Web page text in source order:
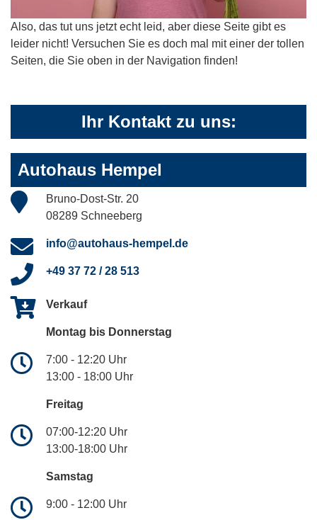
Also, das tut uns jetzt echt leid, aber diese Seite gibt es
leider nicht! Versuchen Sie es doch mal mit einer der tollen
Seiten, die Sie oben in der Navigation finden!
Ihr Kontakt zu uns:
Autohaus Hempel
Bruno-Dost-Str. 20
08289 Schneeberg
info@autohaus-hempel.de
+49 37 72 / 28 513
Verkauf
Montag bis Donnerstag
7:00 - 12:20 Uhr
13:00 - 18:00 Uhr
Freitag
07:00-12:20 Uhr
13:00-18:00 Uhr
Samstag
9:00 - 12:00 Uhr